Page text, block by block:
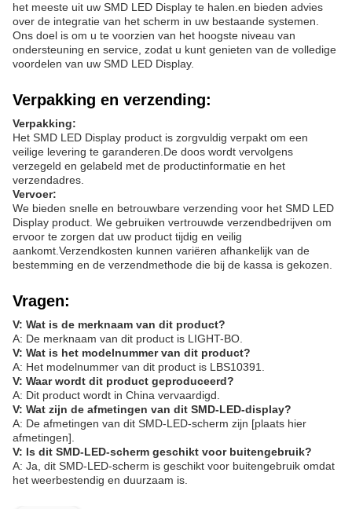
het meeste uit uw SMD LED Display te halen.en bieden advies
over de integratie van het scherm in uw bestaande systemen.
Ons doel is om u te voorzien van het hoogste niveau van
ondersteuning en service, zodat u kunt genieten van de volledige
voordelen van uw SMD LED Display.
Verpakking en verzending:
Verpakking:
Het SMD LED Display product is zorgvuldig verpakt om een
veilige levering te garanderen.De doos wordt vervolgens
verzegeld en gelabeld met de productinformatie en het
verzendadres.
Vervoer:
We bieden snelle en betrouwbare verzending voor het SMD LED
Display product. We gebruiken vertrouwde verzendbedrijven om
ervoor te zorgen dat uw product tijdig en veilig
aankomt.Verzendkosten kunnen variëren afhankelijk van de
bestemming en de verzendmethode die bij de kassa is gekozen.
Vragen:
V: Wat is de merknaam van dit product?
A: De merknaam van dit product is LIGHT-BO.
V: Wat is het modelnummer van dit product?
A: Het modelnummer van dit product is LBS10391.
V: Waar wordt dit product geproduceerd?
A: Dit product wordt in China vervaardigd.
V: Wat zijn de afmetingen van dit SMD-LED-display?
A: De afmetingen van dit SMD-LED-scherm zijn [plaats hier
afmetingen].
V: Is dit SMD-LED-scherm geschikt voor buitengebruik?
A: Ja, dit SMD-LED-scherm is geschikt voor buitengebruik omdat
het weerbestendig en duurzaam is.